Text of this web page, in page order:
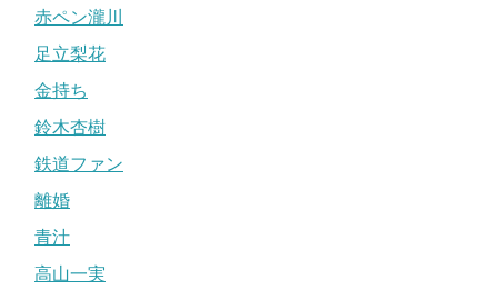
赤ペン瀧川
足立梨花
金持ち
鈴木杏樹
鉄道ファン
離婚
青汁
高山一実